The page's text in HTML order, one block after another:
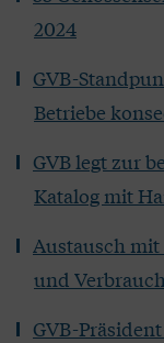
2024
GVB-
Betriebe
GVB legt zur
Katalog mit
Austausch
und
GVB-